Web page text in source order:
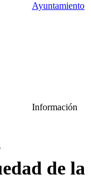
Ayuntamiento
Información
de la